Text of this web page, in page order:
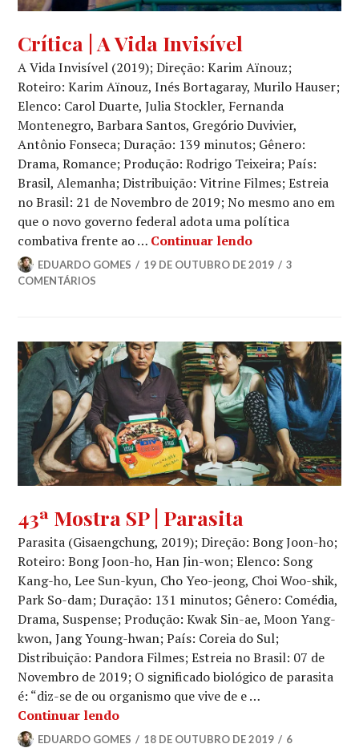
APRESENTAÇÃO
ESPECIAL,
CINEMA,
CRÍTICA
CINEMATOGRÁFICA
Crítica | A Vida Invisível
A Vida Invisível (2019); Direção: Karim Aïnouz;
Roteiro: Karim Aïnouz, Inés Bortagaray, Murilo Hauser;
Elenco: Carol Duarte, Julia Stockler, Fernanda
Montenegro, Barbara Santos, Gregório Duvivier,
Antônio Fonseca; Duração: 139 minutos; Gênero:
Drama, Romance; Produção: Rodrigo Teixeira; País:
Brasil, Alemanha; Distribuição: Vitrine Filmes; Estreia
no Brasil: 21 de Novembro de 2019; No mesmo ano em
que o novo governo federal adota uma política
combativa frente ao … Continuar lendoCrítica | A Vida
EDUARDO GOMES 19 DE OUTUBRO DE 2019
3
COMENTÁRIOS
CINEMA,
CRÍTICA
CINEMATOGRÁFICA,
PERSPECTIVA
INTERNACIONAL
43ª Mostra SP | Parasita
Parasita (Gisaengchung, 2019); Direção: Bong Joon-ho;
Roteiro: Bong Joon-ho, Han Jin-won; Elenco: Song
Kang-ho, Lee Sun-kyun, Cho Yeo-jeong, Choi Woo-shik,
Park So-dam; Duração: 131 minutos; Gênero: Comédia,
Drama, Suspense; Produção: Kwak Sin-ae, Moon Yang-
kwon, Jang Young-hwan; País: Coreia do Sul;
Distribuição: Pandora Filmes; Estreia no Brasil: 07 de
Novembro de 2019; O significado biológico de parasita
é: “diz-se de ou organismo que vive de e …
Continuar lendo43ª Mostra SP | Parasita
EDUARDO GOMES 18 DE OUTUBRO DE 2019
6